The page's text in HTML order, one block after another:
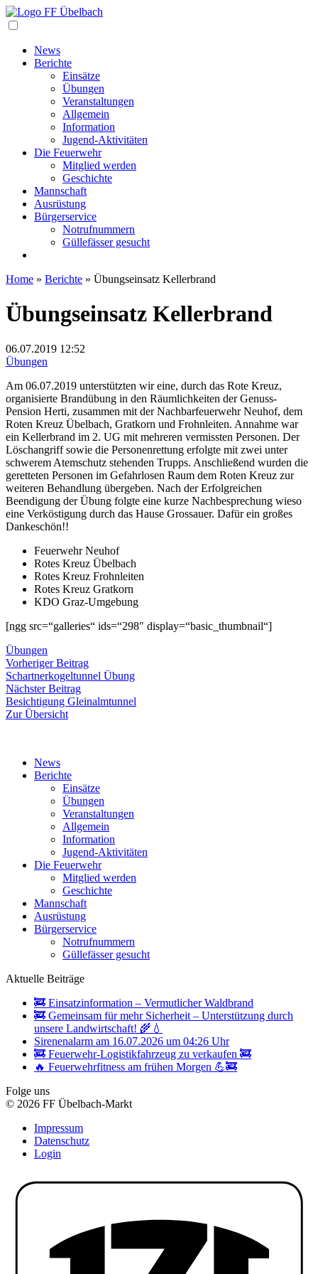
News
Berichte
Einsätze
Übungen
Veranstaltungen
Allgemein
Information
Jugend-Aktivitäten
Die Feuerwehr
Mitglied werden
Geschichte
Mannschaft
Ausrüstung
Bürgerservice
Notrufnummern
Güllefässer gesucht
Home » Berichte » Übungseinsatz Kellerbrand
Übungseinsatz Kellerbrand
06.07.2019 12:52
Übungen
Am 06.07.2019 unterstützten wir eine, durch das Rote Kreuz,
organisierte Brandübung in den Räumlichkeiten der Genuss-
Pension Herti, zusammen mit der Nachbarfeuerwehr Neuhof, dem
Roten Kreuz Übelbach, Gratkorn und Frohnleiten. Annahme war
ein Kellerbrand im 2. UG mit mehreren vermissten Personen. Der
Löschangriff sowie die Personenrettung erfolgte mit zwei unter
schwerem Atemschutz stehenden Trupps. Anschließend wurden die
geretteten Personen im Gefahrlosen Raum dem Roten Kreuz zur
weiteren Behandlung übergeben. Nach der Erfolgreichen
Beendigung der Übung folgte eine kurze Nachbesprechung wieso
eine Verköstigung durch das Hause Grossauer. Dafür ein großes
Dankeschön!!
Feuerwehr Neuhof
Rotes Kreuz Übelbach
Rotes Kreuz Frohnleiten
Rotes Kreuz Gratkorn
KDO Graz-Umgebung
[ngg src=“galleries“ ids=“298″ display=“basic_thumbnail“]
Übungen
Beitragsnavigation
Vorheriger BeitragVorheriger
Beitrag:
Schartnerkogeltunnel Übung
Nächster BeitragNächster
Beitrag:
Besichtigung Gleinalmtunnel
Zur Übersicht
News
Berichte
Einsätze
Übungen
Veranstaltungen
Allgemein
Information
Jugend-Aktivitäten
Die Feuerwehr
Mitglied werden
Geschichte
Mannschaft
Ausrüstung
Bürgerservice
Notrufnummern
Güllefässer gesucht
Aktuelle Beiträge
🚒 Einsatzinformation – Vermutlicher Waldbrand
🚒 Gemeinsam für mehr Sicherheit – Unterstützung durch
unsere Landwirtschaft! 🌾💧
Sirenenalarm am 16.07.2026 um 04:26 Uhr
🚒 Feuerwehr-Logistikfahrzeug zu verkaufen 🚒
🔥 Feuerwehrfitness am frühen Morgen 💪🚒
Folge uns
© 2026 FF Übelbach-Markt
Impressum
Datenschutz
Login